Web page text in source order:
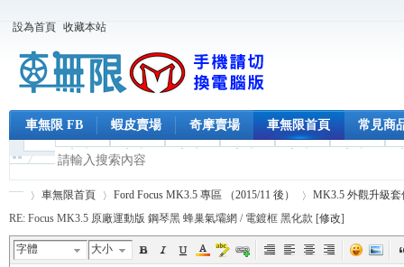
設為首頁 收藏本站
車無限 FB 蝦皮賣場 奇摩賣場 車無限首頁 常見商
車無限首頁 Ford Focus MK3.5 專區 （2015/11 後）
MK3.5 外觀升級套
RE: Focus MK3.5 原廠運動版 鋼琴黑 蜂巢氣壩網 / 電鍍框 黑化款 [修改]
字體 大小